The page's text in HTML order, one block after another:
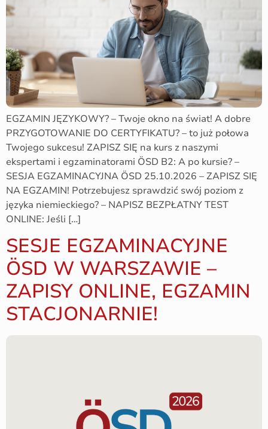
EGZAMIN JĘZYKOWY? – Twoje okno na świat! A dobre
PRZYGOTOWANIE DO CERTYFIKATU? – to już połowa
Twojego sukcesu! ZAPISZ SIĘ na kurs z naszymi
ekspertami i egzaminatorami ÖSD B2: A po kursie? –
SESJA EGZAMINACYJNA ÖSD 25.10.2026 – ZAPISZ SIĘ
NA EGZAMIN! Potrzebujesz sprawdzić swój poziom z
języka niemieckiego? – NAPISZ BEZPŁATNY TEST
ONLINE: Jeśli […]
SESJE EGZAMINACYJNE
ÖSD W WARSZAWIE –
ZAPISY ONLINE, EGZAMIN
STACJONARNIE!